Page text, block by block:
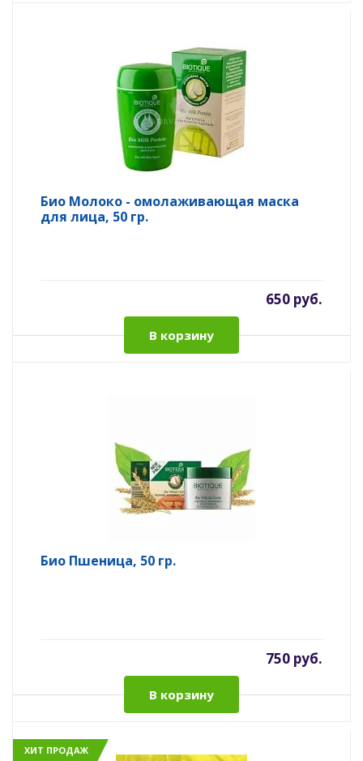
Био Молоко - омолаживающая маска
для лица, 50 гр.
650 руб.
В корзину
Био Пшеница, 50 гр.
750 руб.
В корзину
ХИТ ПРОДАЖ